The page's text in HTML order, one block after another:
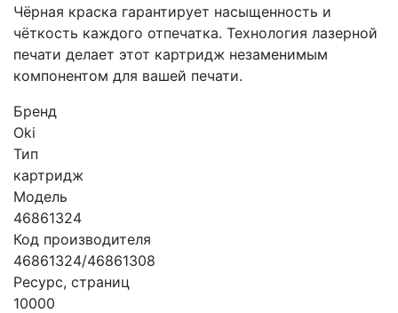
Чёрная краска гарантирует насыщенность и
чёткость каждого отпечатка. Технология лазерной
печати делает этот картридж незаменимым
компонентом для вашей печати.
Бренд
Oki
Тип
картридж
Модель
46861324
Код производителя
46861324/46861308
Ресурс, страниц
10000